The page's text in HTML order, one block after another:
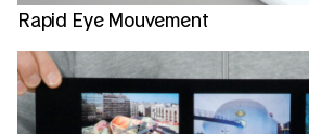
Rapid Eye Mouvement